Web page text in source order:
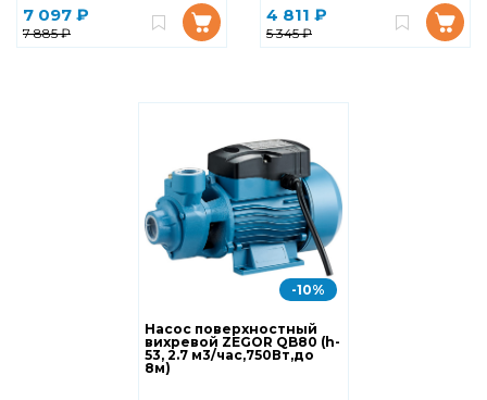
7 097 ₽
7 885 ₽
4 811 ₽
5 345 ₽
-10%
Насос поверхностный
вихревой ZEGOR QB80 (h-
53, 2.7 м3/час,750Вт,до
8м)